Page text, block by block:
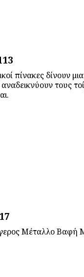
πίνακες δίνουν
τους
Μέταλλο Βαφή